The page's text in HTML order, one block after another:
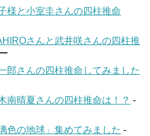
様と小室圭さんの四柱推命
さんと武井咲さんの四柱推
郎さんの四柱推命してみました
南晴夏さんの四柱推命は！？ -
色の地球」集めてみました -